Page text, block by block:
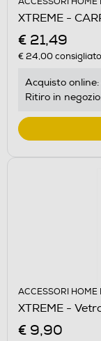
XTREME -
€ 21,49
€ 24,00consigliato
Acquisto online:
Ritiro in
ACCESSORI HOME
XTREME -
€ 9,90